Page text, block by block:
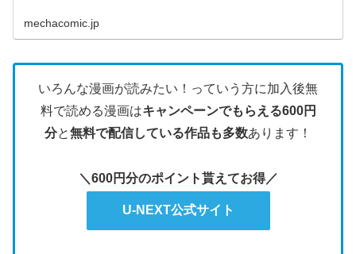
mechacomic.jp
いろんな漫画が読みたい！っていう方に加入後無
料で読める漫画はキャンペーンでもらえる600円
分と無料で配信している作品も多数あります！
＼600円分のポイント貰えてお得／
U-NEXT公式サイト